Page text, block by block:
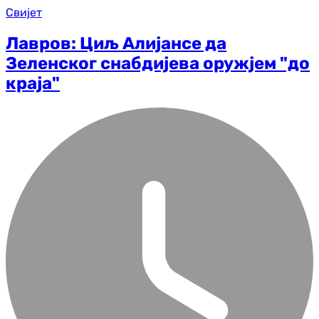
Свијет
Лавров: Циљ Алијансе да
Зеленског снабдијева оружјем "до
краја"